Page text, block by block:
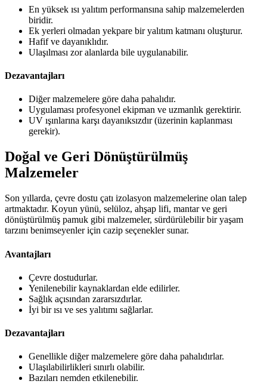
En yüksek ısı yalıtım performansına sahip malzemelerden
biridir.
Ek yerleri olmadan yekpare bir yalıtım katmanı oluşturur.
Hafif ve dayanıklıdır.
Ulaşılması zor alanlarda bile uygulanabilir.
Dezavantajları
Diğer malzemelere göre daha pahalıdır.
Uygulaması profesyonel ekipman ve uzmanlık gerektirir.
UV ışınlarına karşı dayanıksızdır (üzerinin kaplanması
gerekir).
Doğal ve Geri Dönüştürülmüş
Malzemeler
Son yıllarda, çevre dostu çatı izolasyon malzemelerine olan talep
artmaktadır. Koyun yünü, selüloz, ahşap lifi, mantar ve geri
dönüştürülmüş pamuk gibi malzemeler, sürdürülebilir bir yaşam
tarzını benimseyenler için cazip seçenekler sunar.
Avantajları
Çevre dostudurlar.
Yenilenebilir kaynaklardan elde edilirler.
Sağlık açısından zararsızdırlar.
İyi bir ısı ve ses yalıtımı sağlarlar.
Dezavantajları
Genellikle diğer malzemelere göre daha pahalıdırlar.
Ulaşılabilirlikleri sınırlı olabilir.
Bazıları nemden etkilenebilir.